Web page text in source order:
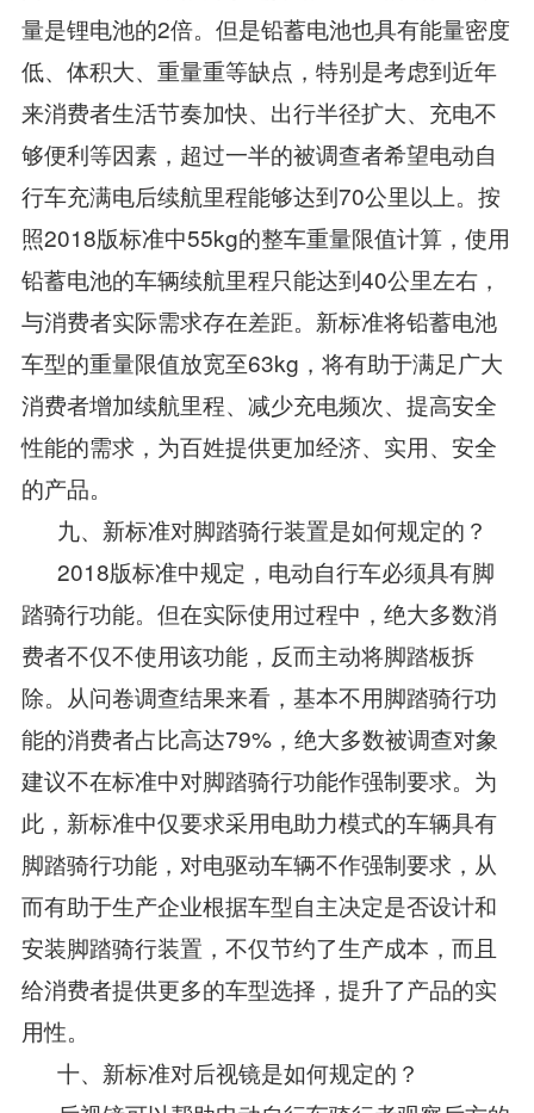
量是锂电池的2倍。但是铅蓄电池也具有能量密度
低、体积大、重量重等缺点，特别是考虑到近年
来消费者生活节奏加快、出行半径扩大、充电不
够便利等因素，超过一半的被调查者希望电动自
行车充满电后续航里程能够达到70公里以上。按
照2018版标准中55kg的整车重量限值计算，使用
铅蓄电池的车辆续航里程只能达到40公里左右，
与消费者实际需求存在差距。新标准将铅蓄电池
车型的重量限值放宽至63kg，将有助于满足广大
消费者增加续航里程、减少充电频次、提高安全
性能的需求，为百姓提供更加经济、实用、安全
的产品。
九、新标准对脚踏骑行装置是如何规定的？
2018版标准中规定，电动自行车必须具有脚
踏骑行功能。但在实际使用过程中，绝大多数消
费者不仅不使用该功能，反而主动将脚踏板拆
除。从问卷调查结果来看，基本不用脚踏骑行功
能的消费者占比高达79%，绝大多数被调查对象
建议不在标准中对脚踏骑行功能作强制要求。为
此，新标准中仅要求采用电助力模式的车辆具有
脚踏骑行功能，对电驱动车辆不作强制要求，从
而有助于生产企业根据车型自主决定是否设计和
安装脚踏骑行装置，不仅节约了生产成本，而且
给消费者提供更多的车型选择，提升了产品的实
用性。
十、新标准对后视镜是如何规定的？